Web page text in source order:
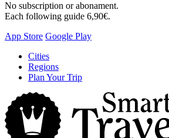
No subscription or abonament.
Each following guide 6,90€.
App Store Google Play
Skip
content
Cities
Regions
Plan Your Trip